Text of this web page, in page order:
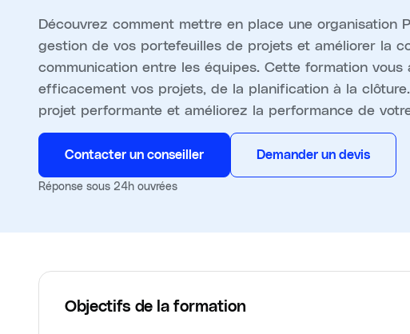
Découvrez comment mettre en place une organisation
gestion de vos portefeuilles de projets et améliorer la
communication entre les équipes. Cette formation
efficacement vos projets, de la planification à la
projet performante et améliorez la performance de
Contacter un conseiller Demander un devis
Réponse sous 24h ouvrées
Objectifs de la formation